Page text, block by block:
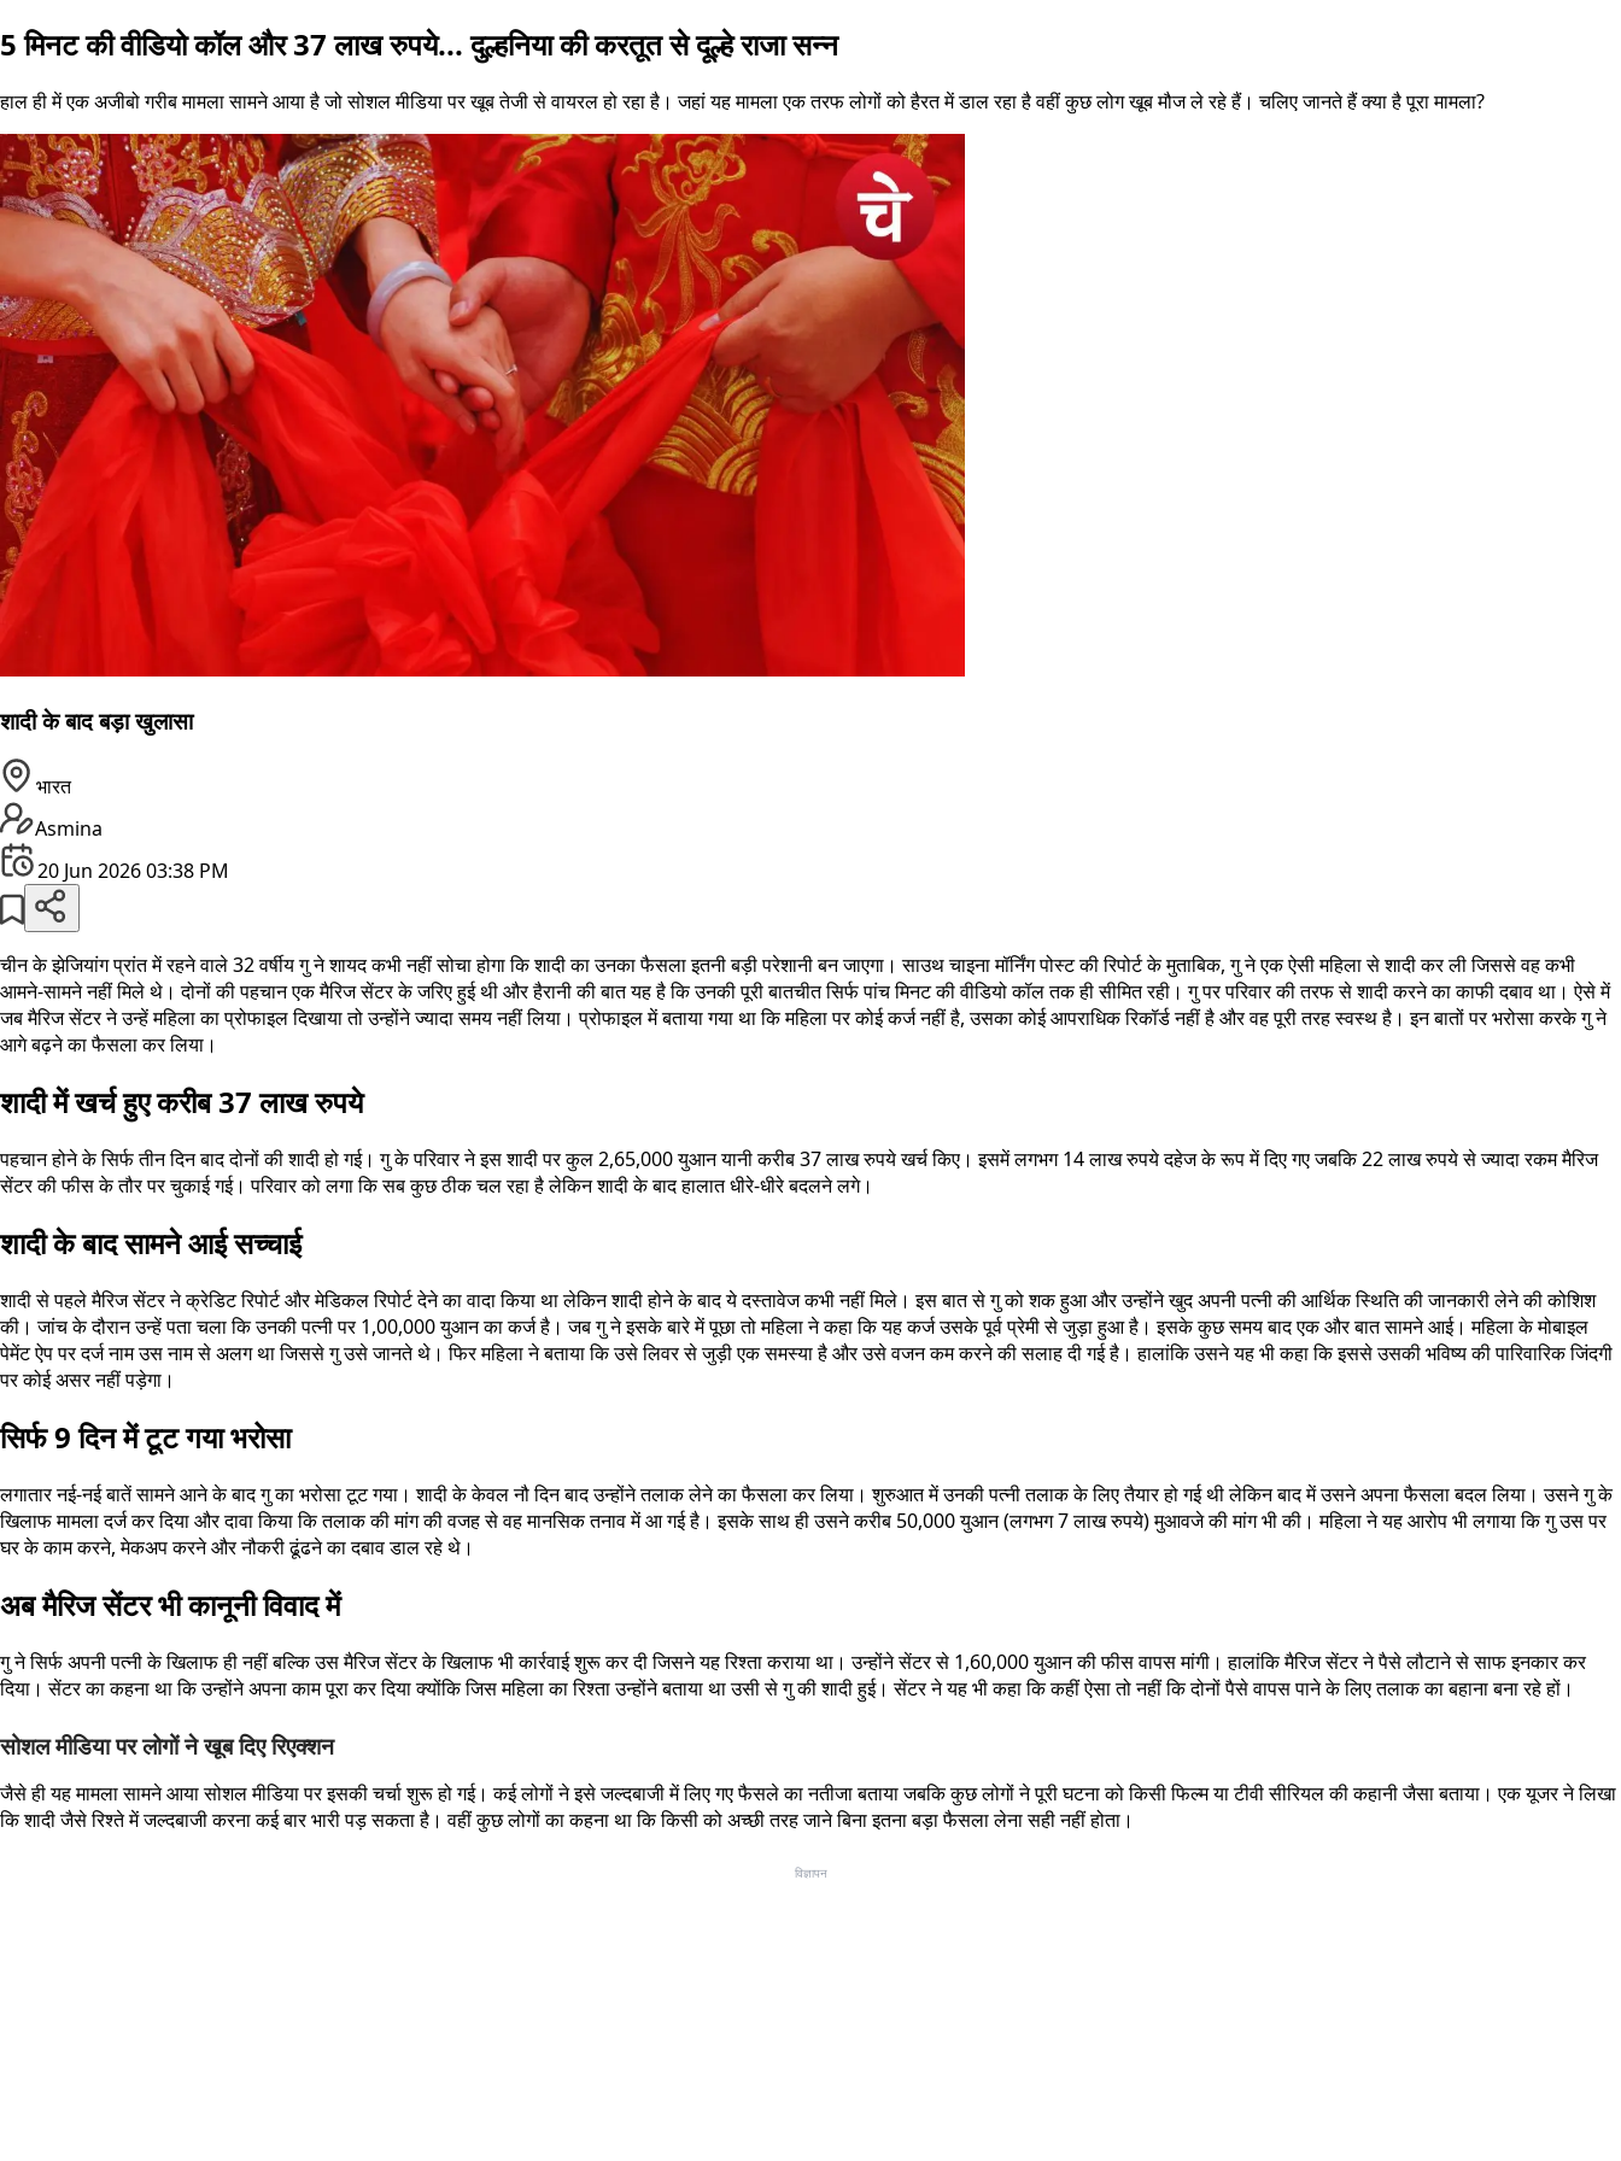
5 मिनट की वीडियो कॉल और 37 लाख रुपये... दुल्हनिया की करतूत से दूल्हे राजा सन्न
हाल ही में एक अजीबो गरीब मामला सामने आया है जो सोशल मीडिया पर खूब तेजी से वायरल हो रहा है। जहां यह मामला एक तरफ लोगों को हैरत में डाल रहा है वहीं कुछ लोग खूब मौज ले रहे हैं। चलिए जानते हैं क्या है पूरा मामला?
शादी के बाद बड़ा खुलासा
भारत
Asmina
20 Jun 2026 03:38 PM
चीन के झेजियांग प्रांत में रहने वाले 32 वर्षीय गु ने शायद कभी नहीं सोचा होगा कि शादी का उनका फैसला इतनी बड़ी परेशानी बन जाएगा। साउथ चाइना मॉर्निंग पोस्ट की रिपोर्ट के मुताबिक, गु ने एक ऐसी महिला से शादी कर ली जिससे वह कभी
आमने-सामने नहीं मिले थे। दोनों की पहचान एक मैरिज सेंटर के जरिए हुई थी और हैरानी की बात यह है कि उनकी पूरी बातचीत सिर्फ पांच मिनट की वीडियो कॉल तक ही सीमित रही। गु पर परिवार की तरफ से शादी करने का काफी दबाव था। ऐसे में
जब मैरिज सेंटर ने उन्हें महिला का प्रोफाइल दिखाया तो उन्होंने ज्यादा समय नहीं लिया। प्रोफाइल में बताया गया था कि महिला पर कोई कर्ज नहीं है, उसका कोई आपराधिक रिकॉर्ड नहीं है और वह पूरी तरह स्वस्थ है। इन बातों पर भरोसा करके गु ने
आगे बढ़ने का फैसला कर लिया।
शादी में खर्च हुए करीब 37 लाख रुपये
पहचान होने के सिर्फ तीन दिन बाद दोनों की शादी हो गई। गु के परिवार ने इस शादी पर कुल 2,65,000 युआन यानी करीब 37 लाख रुपये खर्च किए। इसमें लगभग 14 लाख रुपये दहेज के रूप में दिए गए जबकि 22 लाख रुपये से ज्यादा रकम मैरिज
सेंटर की फीस के तौर पर चुकाई गई। परिवार को लगा कि सब कुछ ठीक चल रहा है लेकिन शादी के बाद हालात धीरे-धीरे बदलने लगे।
शादी के बाद सामने आई सच्चाई
शादी से पहले मैरिज सेंटर ने क्रेडिट रिपोर्ट और मेडिकल रिपोर्ट देने का वादा किया था लेकिन शादी होने के बाद ये दस्तावेज कभी नहीं मिले। इस बात से गु को शक हुआ और उन्होंने खुद अपनी पत्नी की आर्थिक स्थिति की जानकारी लेने की कोशिश
की। जांच के दौरान उन्हें पता चला कि उनकी पत्नी पर 1,00,000 युआन का कर्ज है। जब गु ने इसके बारे में पूछा तो महिला ने कहा कि यह कर्ज उसके पूर्व प्रेमी से जुड़ा हुआ है। इसके कुछ समय बाद एक और बात सामने आई। महिला के मोबाइल
पेमेंट ऐप पर दर्ज नाम उस नाम से अलग था जिससे गु उसे जानते थे। फिर महिला ने बताया कि उसे लिवर से जुड़ी एक समस्या है और उसे वजन कम करने की सलाह दी गई है। हालांकि उसने यह भी कहा कि इससे उसकी भविष्य की पारिवारिक जिंदगी
पर कोई असर नहीं पड़ेगा।
सिर्फ 9 दिन में टूट गया भरोसा
लगातार नई-नई बातें सामने आने के बाद गु का भरोसा टूट गया। शादी के केवल नौ दिन बाद उन्होंने तलाक लेने का फैसला कर लिया। शुरुआत में उनकी पत्नी तलाक के लिए तैयार हो गई थी लेकिन बाद में उसने अपना फैसला बदल लिया। उसने गु के
खिलाफ मामला दर्ज कर दिया और दावा किया कि तलाक की मांग की वजह से वह मानसिक तनाव में आ गई है। इसके साथ ही उसने करीब 50,000 युआन (लगभग 7 लाख रुपये) मुआवजे की मांग भी की। महिला ने यह आरोप भी लगाया कि गु उस पर
घर के काम करने, मेकअप करने और नौकरी ढूंढने का दबाव डाल रहे थे।
अब मैरिज सेंटर भी कानूनी विवाद में
गु ने सिर्फ अपनी पत्नी के खिलाफ ही नहीं बल्कि उस मैरिज सेंटर के खिलाफ भी कार्रवाई शुरू कर दी जिसने यह रिश्ता कराया था। उन्होंने सेंटर से 1,60,000 युआन की फीस वापस मांगी। हालांकि मैरिज सेंटर ने पैसे लौटाने से साफ इनकार कर
दिया। सेंटर का कहना था कि उन्होंने अपना काम पूरा कर दिया क्योंकि जिस महिला का रिश्ता उन्होंने बताया था उसी से गु की शादी हुई। सेंटर ने यह भी कहा कि कहीं ऐसा तो नहीं कि दोनों पैसे वापस पाने के लिए तलाक का बहाना बना रहे हों।
सोशल मीडिया पर लोगों ने खूब दिए रिएक्शन
जैसे ही यह मामला सामने आया सोशल मीडिया पर इसकी चर्चा शुरू हो गई। कई लोगों ने इसे जल्दबाजी में लिए गए फैसले का नतीजा बताया जबकि कुछ लोगों ने पूरी घटना को किसी फिल्म या टीवी सीरियल की कहानी जैसा बताया। एक यूजर ने लिखा
कि शादी जैसे रिश्ते में जल्दबाजी करना कई बार भारी पड़ सकता है। वहीं कुछ लोगों का कहना था कि किसी को अच्छी तरह जाने बिना इतना बड़ा फैसला लेना सही नहीं होता।
विज्ञापन